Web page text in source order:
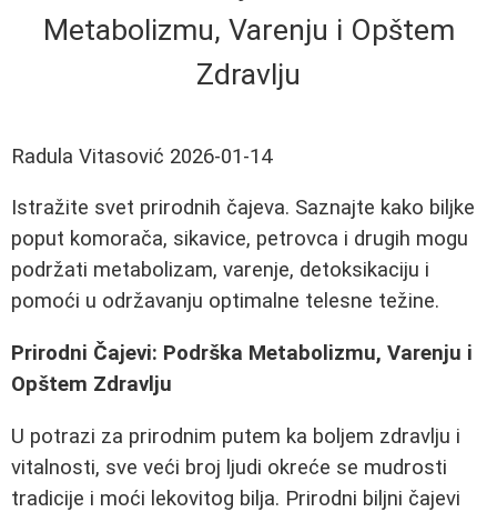
Metabolizmu, Varenju i Opštem
Zdravlju
Radula Vitasović 2026-01-14
Istražite svet prirodnih čajeva. Saznajte kako biljke
poput komorača, sikavice, petrovca i drugih mogu
podržati metabolizam, varenje, detoksikaciju i
pomoći u održavanju optimalne telesne težine.
Prirodni Čajevi: Podrška Metabolizmu, Varenju i
Opštem Zdravlju
U potrazi za prirodnim putem ka boljem zdravlju i
vitalnosti, sve veći broj ljudi okreće se mudrosti
tradicije i moći lekovitog bilja. Prirodni biljni čajevi